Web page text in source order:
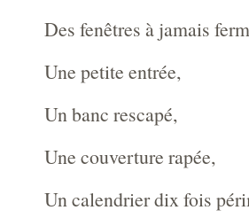
Des fenêtres à jamais
Une petite entrée,
Un banc rescapé,
Une couverture rapée,
Un calendrier dix fois